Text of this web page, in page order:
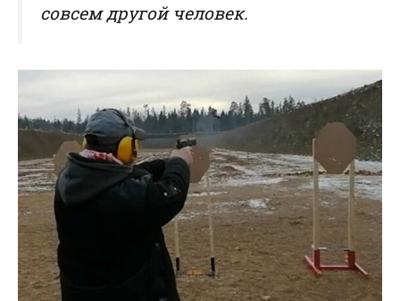
совсем другой человек.